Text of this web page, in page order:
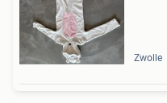
Zwolle